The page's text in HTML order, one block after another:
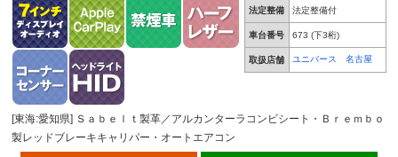
法定整備 法定整備付
車台番号 673 (下3桁)
取扱店舗 ユニバース 名古屋
[東海:愛知県] Ｓａｂｅｌｔ製革／アルカンターラコンビシート・Ｂｒｅｍｂｏ
製レッドブレーキキャリパー・オートエアコン